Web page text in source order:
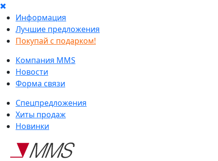
Информация
Лучшие предложения
Покупай с подарком!
Компания MMS
Новости
Форма связи
Спецпредложения
Хиты продаж
Новинки